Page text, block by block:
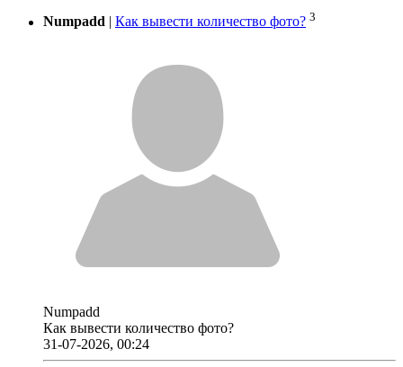
Numpadd Как вывести количество фото? 3
Numpadd
Как вывести количество фото?
31-07-2026, 00:24